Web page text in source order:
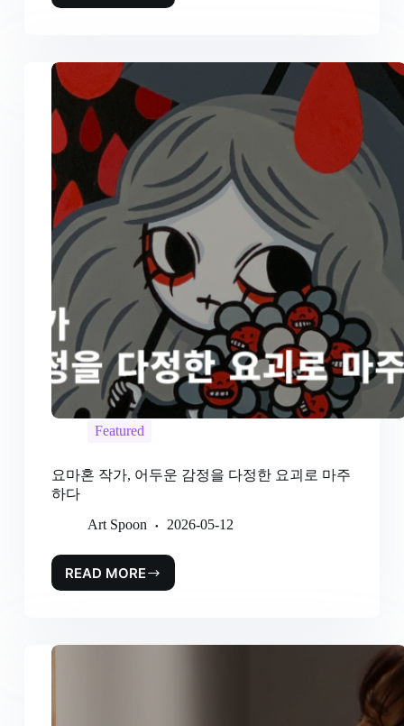
Featured
요마혼 작가, 어두운 감정을 다정한 요괴로 마주
하다
Art Spoon 2026-05-12
READ MORE